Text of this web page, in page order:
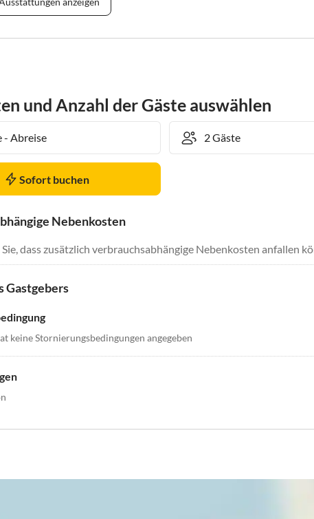
und Anzahl der Gäste auswählen
Abreise
Sofort buchen
Nebenkosten
dass zusätzlich verbrauchsabhängige Nebenkosten anfallen
Gastgebers
keine Stornierungsbedingungen angegeben